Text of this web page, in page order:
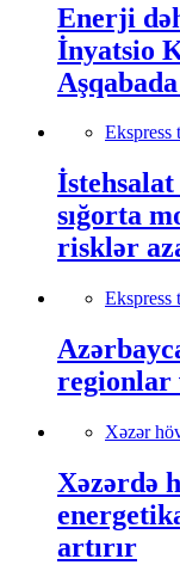
Enerji
İnyatsio
Ekspress
İstehsalat
sığorta
risklər
Ekspress
regionlar
Xəzər
Xəzərdə
artırır